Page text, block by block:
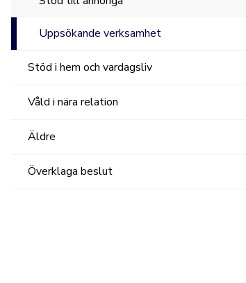
Uppsökande verksamhet
Stöd i hem och vardagsliv
Våld i nära relation
Äldre
Överklaga beslut